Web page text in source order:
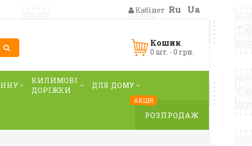
Кабінет Ru Ua
Кошик
0 шт. - 0 грн.
КИЛИМОВІ
ДОРІЖКИ
ДЛЯ ДОМУ
АКЦІЯ
РОЗПРОДАЖ